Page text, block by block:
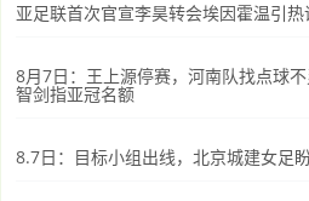
亚足联首次官宣李昊转会埃因霍温引
8月7日：王上源停赛，河南队找点球
智剑指亚冠名额
8.7日：目标小组出线，北京城建女足